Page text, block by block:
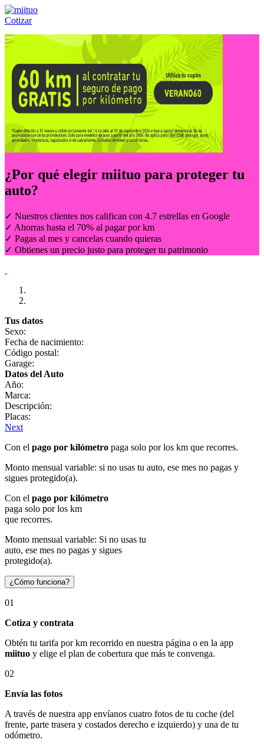
Cotizar
Llámanos al:(55) 84-21-05-00 ó
¿Por qué elegir miituo para proteger tu
auto?
✓ Nuestros clientes nos califican con 4.7 estrellas en Google
✓ Ahorras hasta el 70% al pagar por km
✓ Pagas al mes y cancelas cuando quieras
✓ Obtienes un precio justo para proteger tu patrimonio
Tus datos
Sexo:
Fecha de nacimiento:
Código postal:
Garage:
Datos del Auto
Año:
Marca:
Descripción:
Placas:
Next
Con el pago por kilómetro paga solo por los km que recorres.
Monto mensual variable: si no usas tu auto, ese mes no pagas y
sigues protegido(a).
Con el pago por kilómetro
paga solo por los km
que recorres.
Monto mensual variable: Si no usas tu
auto, ese mes no pagas y sigues
protegido(a).
¿Cómo funciona?
01
Cotiza y contrata
Obtén tu tarifa por km recorrido en nuestra página o en la app
miituo y elige el plan de cobertura que más te convenga.
02
Envía las fotos
A través de nuestra app envíanos cuatro fotos de tu coche (del
frente, parte trasera y costados derecho e izquierdo) y una de tu
odómetro.